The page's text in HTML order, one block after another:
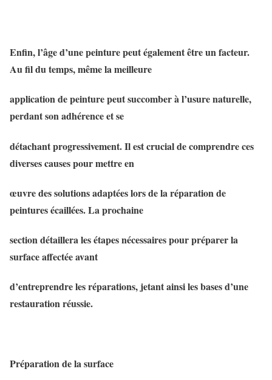
Enfin, l’âge d’une peinture peut également être un facteur.
Au fil du temps, même la meilleure
application de peinture peut succomber à l’usure naturelle,
perdant son adhérence et se
détachant progressivement. Il est crucial de comprendre ces
diverses causes pour mettre en
œuvre des solutions adaptées lors de la réparation de
peintures écaillées. La prochaine
section détaillera les étapes nécessaires pour préparer la
surface affectée avant
d’entreprendre les réparations, jetant ainsi les bases d’une
restauration réussie.
Préparation de la surface